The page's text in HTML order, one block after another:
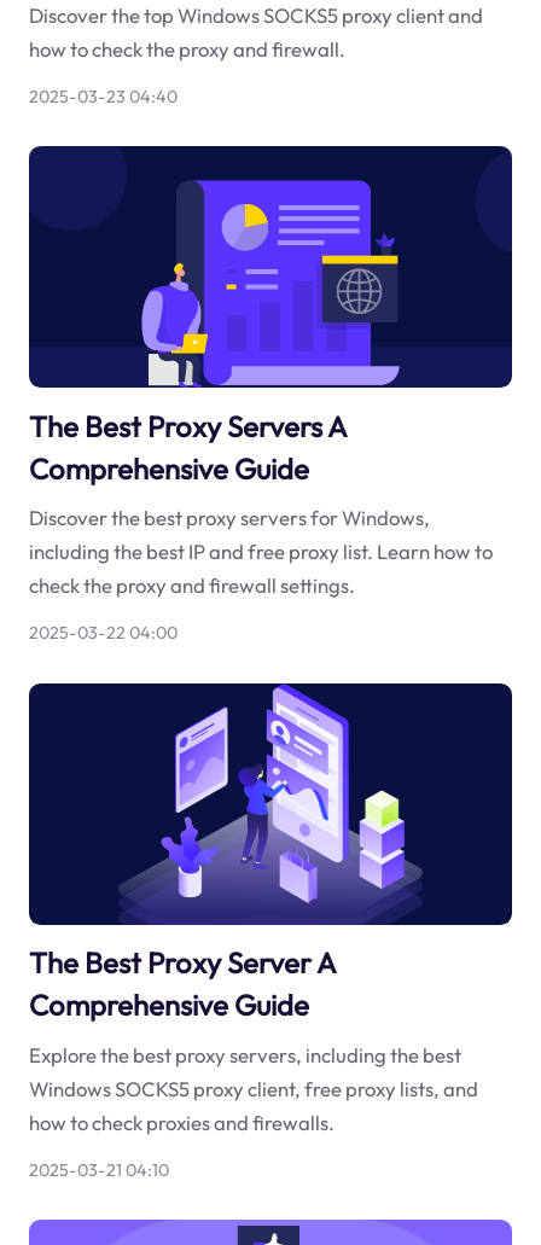
Discover the top Windows SOCKS5 proxy client and
how to check the proxy and firewall.
2025-03-23 04:40
The Best Proxy Servers A
Comprehensive Guide
Discover the best proxy servers for Windows,
including the best IP and free proxy list. Learn how to
check the proxy and firewall settings.
2025-03-22 04:00
The Best Proxy Server A
Comprehensive Guide
Explore the best proxy servers, including the best
Windows SOCKS5 proxy client, free proxy lists, and
how to check proxies and firewalls.
2025-03-21 04:10